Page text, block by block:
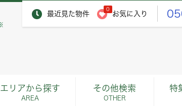
最近見た物件
0
お気に入り
エリアから探す
AREA
その他検索
OTHER
特